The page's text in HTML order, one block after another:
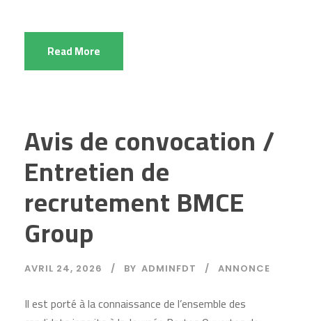
Read More
Avis de convocation /
Entretien de
recrutement BMCE
Group
AVRIL 24, 2026 BY ADMINFDT ANNONCE
Il est porté à la connaissance de l’ensemble des